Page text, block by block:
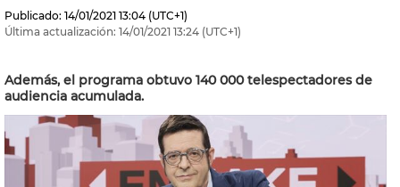
Publicado: 14/01/2021 13:04 (UTC+1)
Última actualización: 14/01/2021 13:24 (UTC+1)
Además, el programa obtuvo 140 000 telespectadores de
audiencia acumulada.